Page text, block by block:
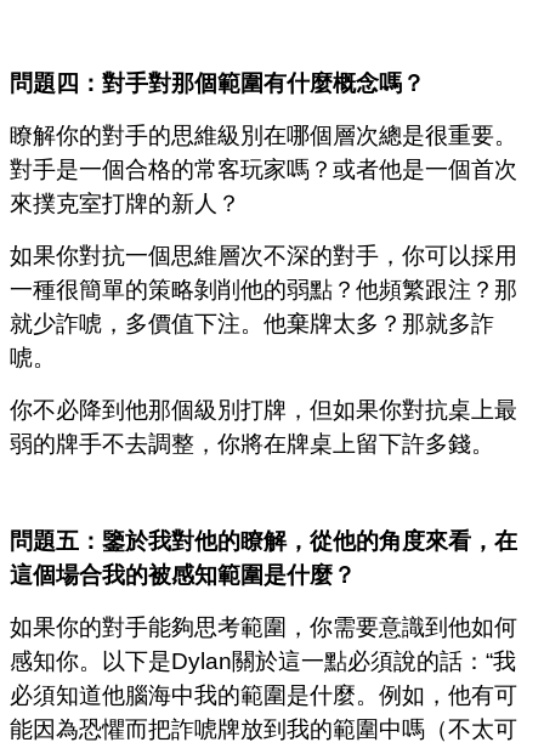
問題四：對手對那個範圍有什麼概念嗎？
瞭解你的對手的思維級別在哪個層次總是很重要。
對手是一個合格的常客玩家嗎？或者他是一個首次
來撲克室打牌的新人？
如果你對抗一個思維層次不深的對手，你可以採用
一種很簡單的策略剝削他的弱點？他頻繁跟注？那
就少詐唬，多價值下注。他棄牌太多？那就多詐
唬。
你不必降到他那個級別打牌，但如果你對抗桌上最
弱的牌手不去調整，你將在牌桌上留下許多錢。
問題五：鑒於我對他的瞭解，從他的角度來看，在
這個場合我的被感知範圍是什麼？
如果你的對手能夠思考範圍，你需要意識到他如何
感知你。以下是Dylan關於這一點必須說的話：“我
必須知道他腦海中我的範圍是什麼。例如，他有可
能因為恐懼而把詐唬牌放到我的範圍中嗎（不太可